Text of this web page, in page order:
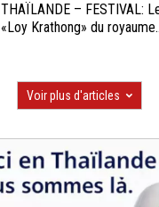
THAÏLANDE – FESTIVAL:
«Loy Krathong» du
Voir plus d'articles